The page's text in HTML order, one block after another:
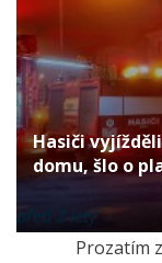
Hasiči
domu, šlo o
před 2 lety
Prozatím